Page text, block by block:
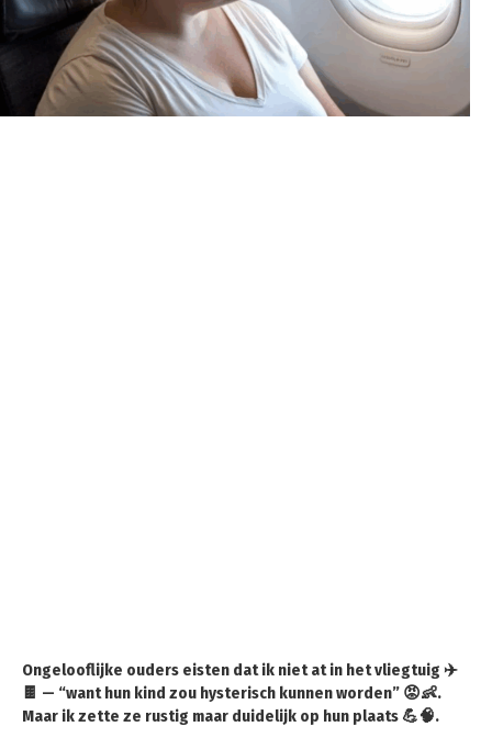
Ongelooflijke ouders eisten dat ik niet at in het vliegtuig ✈️
🍫 — “want hun kind zou hysterisch kunnen worden” 😡👶.
Maar ik zette ze rustig maar duidelijk op hun plaats 💪🧠.